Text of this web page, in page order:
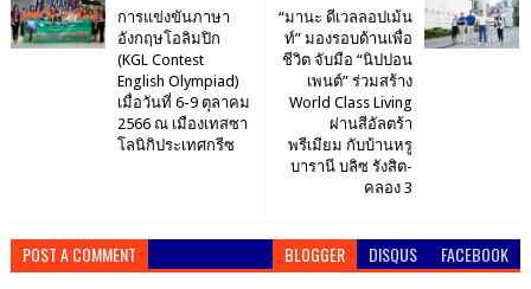
“มานะ ดีเวลลอปเม้น
ท์” มองรอบด้านเพื่อ
ชีวิต จับมือ “นิปปอน
เพนต์” ร่วมสร้าง
World Class Living
ผ่านสีอัลตร้า
พรีเมียม กับบ้านหรู
บารานี บลิซ รังสิต-
คลอง 3
การแข่งขันภาษา
อังกฤษโอลิมปิก
(KGL Contest
English Olympiad)
เมื่อวันที่ 6-9 ตุลาคม
2566 ณ เมืองเทสซา
โลนิกิประเทศกรีซ
POST A COMMENT BLOGGER DISQUS FACEBOOK